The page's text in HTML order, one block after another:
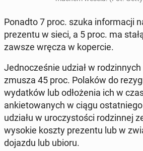
Ponadto 7 proc. szuka in­for­ma­cji
prezen­tu w sieci, a 5 proc. ma
zawsze wręcza w kop­er­cie.
Jed­nocześnie udział w
zmusza 45 proc. Polaków do
wydatków lub odłoże­nia ich w
anki­etowanych w ciągu
udziału w uroczys­toś­ci rodzin­nej
wysokie koszty prezen­tu lub w
dojazdu lub ubioru.